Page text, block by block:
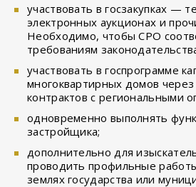
участвовать в госзакупках —
электронных аукционах и
Необходимо, чтобы СРО
требованиям
участвовать в госпрограмме
многоквартирных домов
контрактов с региональными
одновременно выполнять
застройщика;
дополнительно для
проводить профильные
землях государства или